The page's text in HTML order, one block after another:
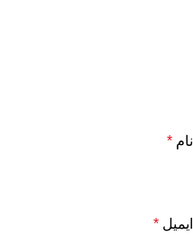
نام *
ایمیل *